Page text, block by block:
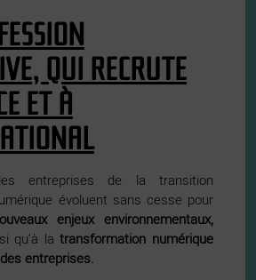
QUI RECRUTE
ET À
entreprises de la transition
évoluent sans cesse pour
enjeux environnementaux,
qu’à latransformation numérique
entreprises.